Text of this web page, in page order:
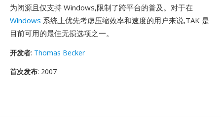
为闭源且仅支持 Windows,限制了跨平台的普及。对于在
Windows 系统上优先考虑压缩效率和速度的用户来说,TAK 是
目前可用的最佳无损选项之一。
开发者: Thomas Becker
首次发布: 2007